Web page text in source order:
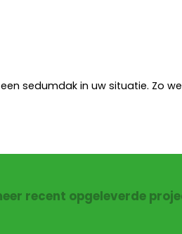
sedumdak in uw situatie. Zo
recent opgeleverde